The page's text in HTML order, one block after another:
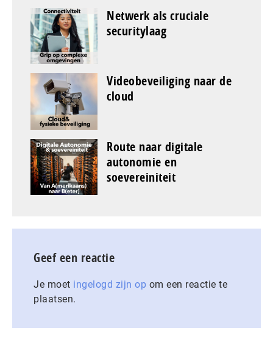
Netwerk als cruciale
securitylaag
Videobeveiliging naar de
cloud
Route naar digitale
autonomie en
soevereiniteit
Geef een reactie
Je moet ingelogd zijn op om een reactie te
plaatsen.